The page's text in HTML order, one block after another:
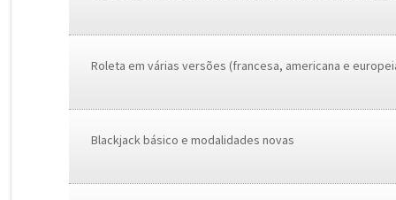
Roleta em várias versões (francesa, americana e
Blackjack básico e modalidades novas